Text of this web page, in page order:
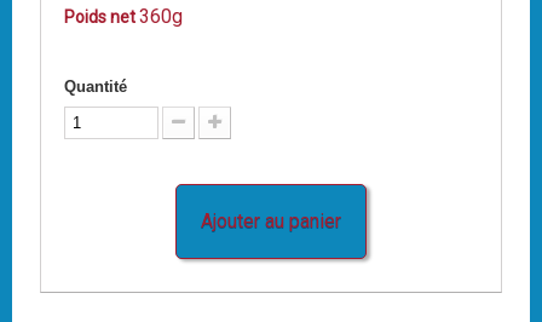
Poids net360g
Quantité
Ajouter au panier